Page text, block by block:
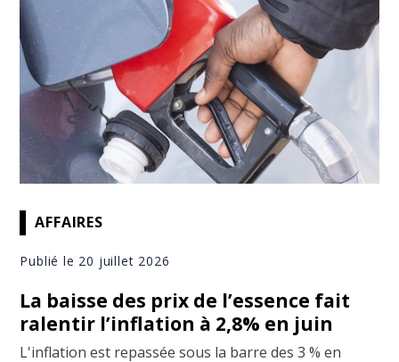
AFFAIRES
Publié le 20 juillet 2026
La baisse des prix de l’essence fait
ralentir l’inflation à 2,8% en juin
L'inflation est repassée sous la barre des 3 % en